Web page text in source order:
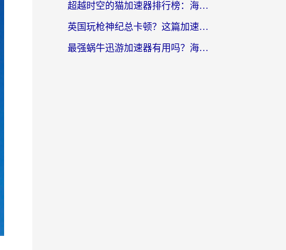
超越时空的猫加速器排行榜：海外党国服游戏不卡顿的终极选择指南
英国玩枪神纪总卡顿？这篇加速器选择指南帮你告别延迟（附实测推荐）
最强蜗牛迅游加速器有用吗？海外玩家国服游戏加速避坑指南（附德国玩忍者必须死3流星蝴蝶剑解决办法）